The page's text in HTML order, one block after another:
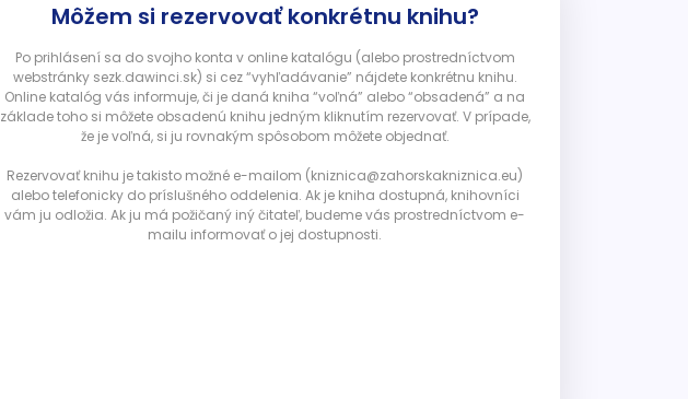
Môžem si rezervovať konkrétnu knihu?
Po prihlásení sa do svojho konta v online katalógu (alebo prostredníctvom
webstránky sezk.dawinci.sk) si cez “vyhľadávanie” nájdete konkrétnu knihu.
Online katalóg vás informuje, či je daná kniha “voľná” alebo “obsadená” a na
základe toho si môžete obsadenú knihu jedným kliknutím rezervovať. V prípade,
že je voľná, si ju rovnakým spôsobom môžete objednať.
Rezervovať knihu je takisto možné e-mailom (kniznica@zahorskakniznica.eu)
alebo telefonicky do príslušného oddelenia. Ak je kniha dostupná, knihovníci
vám ju odložia. Ak ju má požičaný iný čitateľ, budeme vás prostredníctvom e-
mailu informovať o jej dostupnosti.